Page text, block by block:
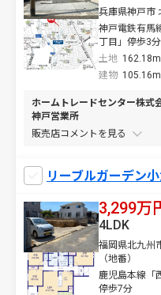
兵庫県神戸市
神戸電鉄有馬
丁目」停歩3分
土地
建物
ホームトレードセンター株式
神戸営業所
販売店コメントを
リーブルガーデン
3,299万
福岡県北九州
（地番）
鹿児島本線「
停歩7分
4LDK